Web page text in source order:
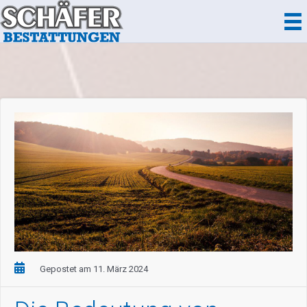
Zum
Inhalt
springen
Gepostet am 11. März 2024